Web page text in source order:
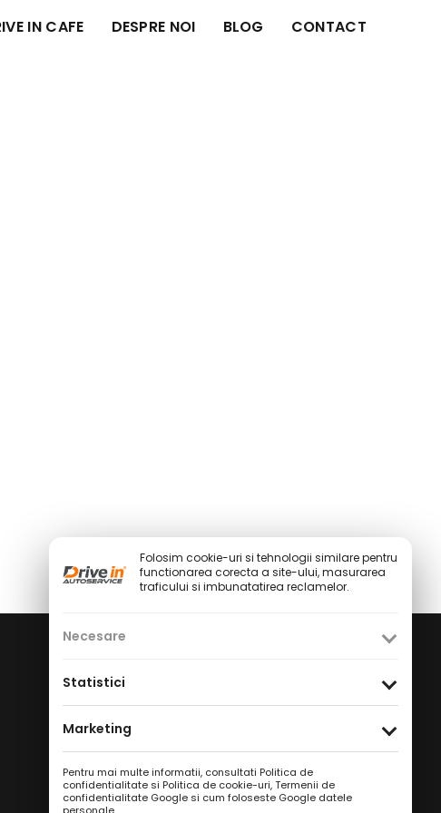
IN CAFE DESPRE NOI BLOG CONTACT
Facebook/Instagram/TikTok
Youtube
Politica de Confidențialitate
Folosim cookie-uri si tehnologii similare pentru
functionarea corecta a site-ului, masurarea
traficului si imbunatatirea reclamelor.
Necesare
Statistici
Marketing
Pentru mai multe informatii, consultati Politica de
confidentialitate si Politica de cookie-uri,Termenii de
confidentialitate Google si cum foloseste Google datele